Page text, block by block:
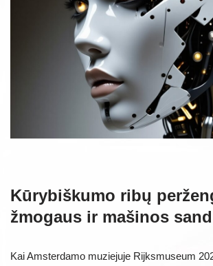
Kūrybiškumo ribų
žmogaus ir mašinos
Kai Amsterdamo muziejuje Rijksmuseum